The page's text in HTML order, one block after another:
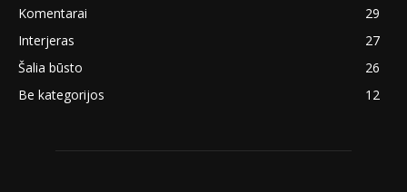
Komentarai
29
Interjeras
27
Šalia būsto
26
Be kategorijos
12